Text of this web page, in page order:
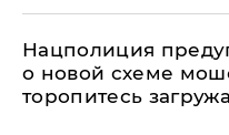
Нацполиция
о новой схеме
торопитесь